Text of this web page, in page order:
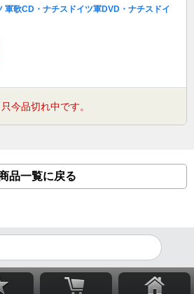
軍歌CD・ナチスドイツ軍DVD・ナチスドイ
今品切れ中です。
品一覧に戻る